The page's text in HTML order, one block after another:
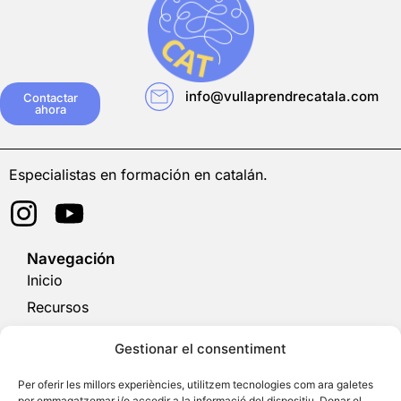
Gestionar el consentiment
Per oferir les millors experiències, utilitzem tecnologies com ara galetes
info@vullaprendrecatala.com
Contactar
ahora
Especialistas en formación en catalán.
Navegación
Inicio
Recursos
Financiado por la Unión Europea – Next GenerationEU